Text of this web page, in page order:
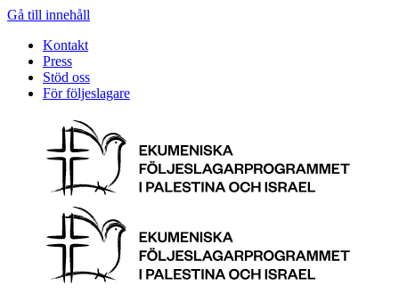
Gå till innehåll
Kontakt
Press
Stöd oss
För följeslagare